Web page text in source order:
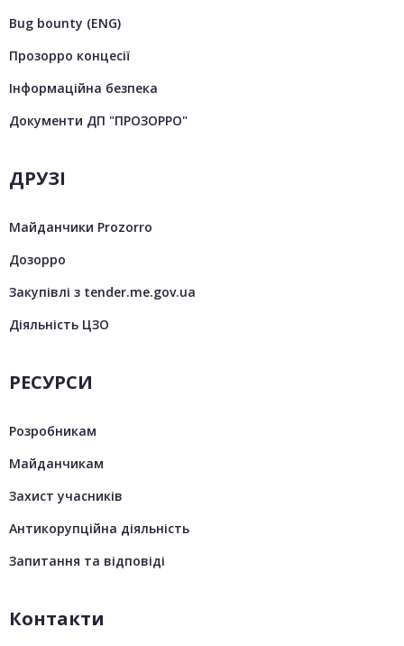
Bug bounty (ENG)
Прозорро концесії
Інформаційна безпека
Документи ДП "ПРОЗОРРО"
ДРУЗІ
Майданчики Prozorro
Дозорро
Закупівлі з tender.me.gov.ua
Діяльність ЦЗО
РЕСУРСИ
Розробникам
Майданчикам
Захист учасників
Антикорупційна діяльність
Запитання та відповіді
Контакти